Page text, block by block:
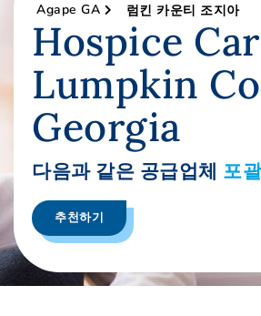
Agape GA 럼킨 카운티 조지아
Hospice
Lumpkin
Georgia
다음과 같은 공급업체 포
추천하기